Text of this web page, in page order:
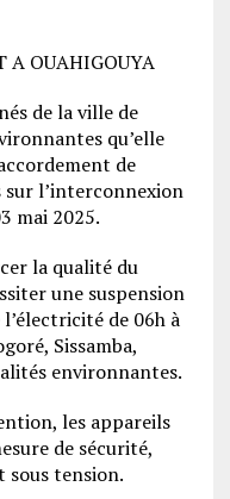
A OUAHIGOUYA
de la ville de
qu’elle
de
sur l’interconnexion
mai 2025.
la qualité du
une suspension
de 06h à
Sissamba,
environnantes.
les appareils
de sécurité,
sous tension.